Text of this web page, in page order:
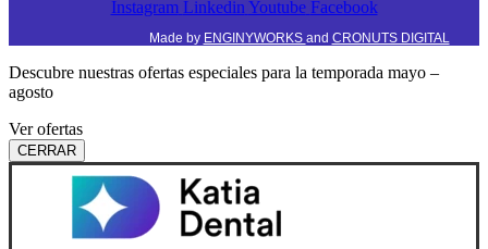
Instagram Linkedin Youtube Facebook
Made by ENGINYWORKS and CRONUTS DIGITAL
Descubre nuestras ofertas especiales para la temporada mayo –
agosto
Ver ofertas
CERRAR